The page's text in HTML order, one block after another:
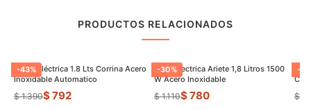
PRODUCTOS RELACIONADOS
-43%
Jarrra Eléctrica 1.8 Lts Corrina Acero
Inoxidable Automatico
$ 1.390$ 792
-30%
Jarra Electrica Ariete 1,8 Litros 1500
W Acero Inoxidable
$ 1.110$ 780
-
$